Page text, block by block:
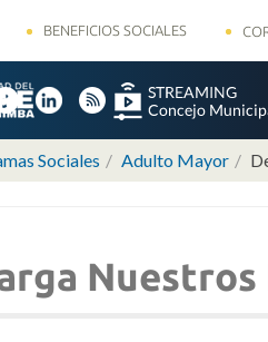
BENEFICIOS SOCIALES
Sociales Adulto Mayor